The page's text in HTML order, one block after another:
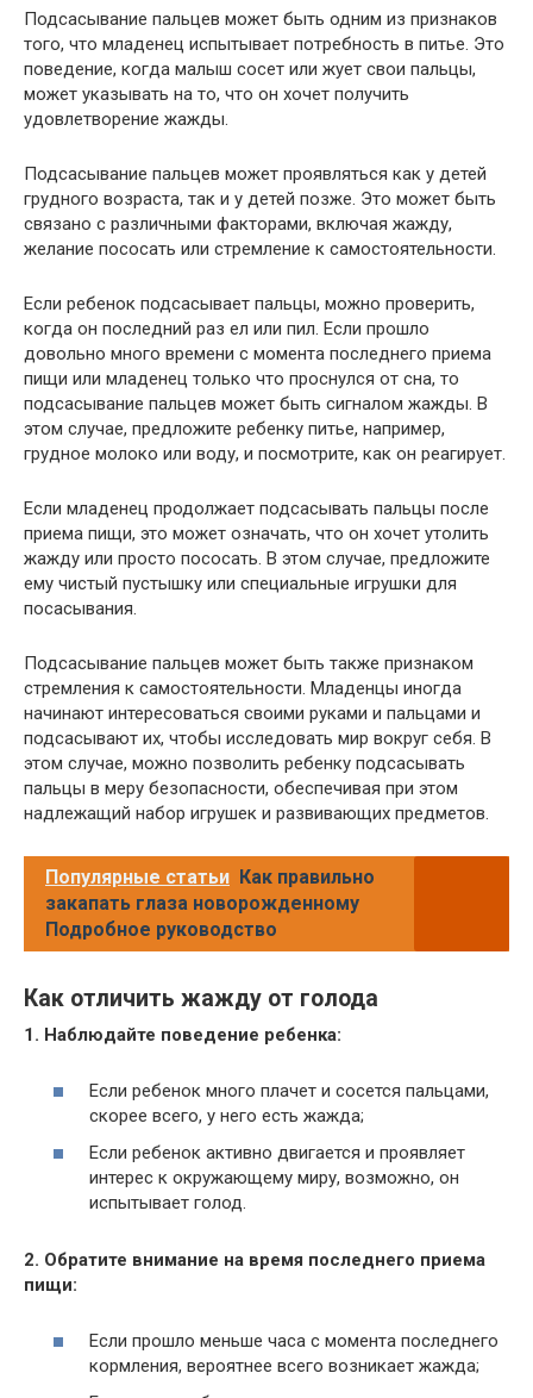
Подсасывание пальцев может быть одним из признаков
того, что младенец испытывает потребность в питье. Это
поведение, когда малыш сосет или жует свои пальцы,
может указывать на то, что он хочет получить
удовлетворение жажды.
Подсасывание пальцев может проявляться как у детей
грудного возраста, так и у детей позже. Это может быть
связано с различными факторами, включая жажду,
желание пососать или стремление к самостоятельности.
Если ребенок подсасывает пальцы, можно проверить,
когда он последний раз ел или пил. Если прошло
довольно много времени с момента последнего приема
пищи или младенец только что проснулся от сна, то
подсасывание пальцев может быть сигналом жажды. В
этом случае, предложите ребенку питье, например,
грудное молоко или воду, и посмотрите, как он реагирует.
Если младенец продолжает подсасывать пальцы после
приема пищи, это может означать, что он хочет утолить
жажду или просто пососать. В этом случае, предложите
ему чистый пустышку или специальные игрушки для
посасывания.
Подсасывание пальцев может быть также признаком
стремления к самостоятельности. Младенцы иногда
начинают интересоваться своими руками и пальцами и
подсасывают их, чтобы исследовать мир вокруг себя. В
этом случае, можно позволить ребенку подсасывать
пальцы в меру безопасности, обеспечивая при этом
надлежащий набор игрушек и развивающих предметов.
Популярные статьи Как правильно
закапать глаза новорожденному
Подробное руководство
Как отличить жажду от голода
1. Наблюдайте поведение ребенка:
Если ребенок много плачет и сосется пальцами,
скорее всего, у него есть жажда;
Если ребенок активно двигается и проявляет
интерес к окружающему миру, возможно, он
испытывает голод.
2. Обратите внимание на время последнего приема
пищи:
Если прошло меньше часа с момента последнего
кормления, вероятнее всего возникает жажда;